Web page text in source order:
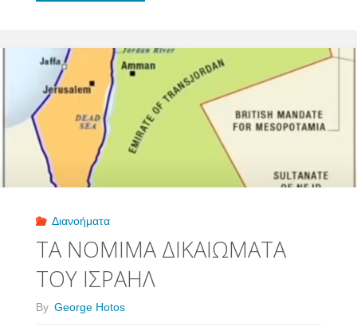
ΠΡΟΣ
ΤΟΥΣ
ΕΒΡΑΙΟΥΣ"
Διανοήματα
ΤΑ ΝΟΜΙΜΑ ΔΙΚΑΙΩΜΑΤΑ
ΤΟΥ ΙΣΡΑΗΛ
By George Hotos